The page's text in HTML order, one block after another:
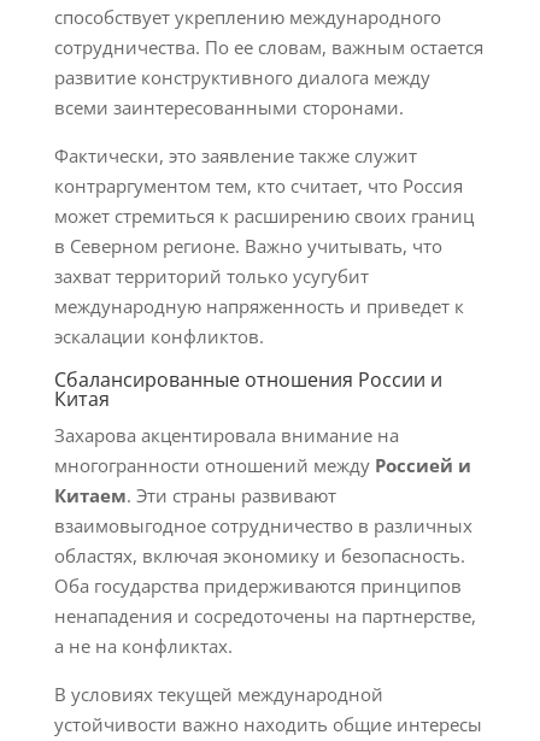
способствует укреплению международного
сотрудничества. По ее словам, важным остается
развитие конструктивного диалога между
всеми заинтересованными сторонами.
Фактически, это заявление также служит
контраргументом тем, кто считает, что Россия
может стремиться к расширению своих границ
в Северном регионе. Важно учитывать, что
захват территорий только усугубит
международную напряженность и приведет к
эскалации конфликтов.
Сбалансированные отношения России и
Китая
Захарова акцентировала внимание на
многогранности отношений между Россией и
Китаем. Эти страны развивают
взаимовыгодное сотрудничество в различных
областях, включая экономику и безопасность.
Оба государства придерживаются принципов
ненападения и сосредоточены на партнерстве,
а не на конфликтах.
В условиях текущей международной
устойчивости важно находить общие интересы